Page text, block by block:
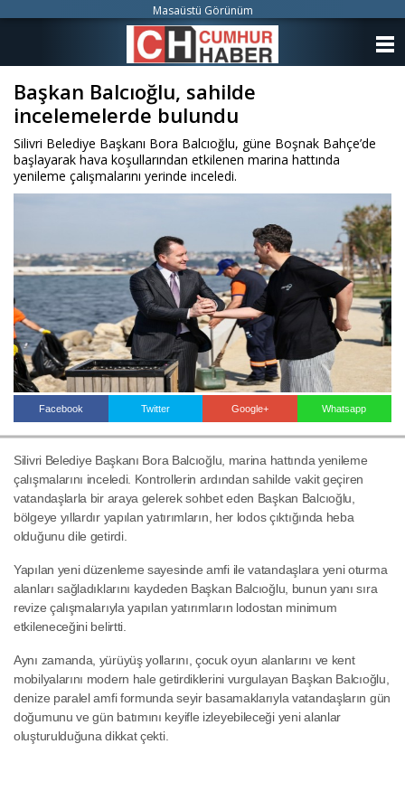
Başkan Balcıoğlu, sahilde
incelemelerde bulundu
Silivri Belediye Başkanı Bora Balcıoğlu, güne Boşnak Bahçe’de
başlayarak hava koşullarından etkilenen marina hattında
yenileme çalışmalarını yerinde inceledi.
Facebook Twitter Google+ Whatsapp
Silivri Belediye Başkanı Bora Balcıoğlu, marina hattında yenileme
çalışmalarını inceledi. Kontrollerin ardından sahilde vakit geçiren
vatandaşlarla bir araya gelerek sohbet eden Başkan Balcıoğlu,
bölgeye yıllardır yapılan yatırımların, her lodos çıktığında heba
olduğunu dile getirdi.
Yapılan yeni düzenleme sayesinde amfi ile vatandaşlara yeni oturma
alanları sağladıklarını kaydeden Başkan Balcıoğlu, bunun yanı sıra
revize çalışmalarıyla yapılan yatırımların lodostan minimum
etkileneceğini belirtti.
Aynı zamanda, yürüyüş yollarını, çocuk oyun alanlarını ve kent
mobilyalarını modern hale getirdiklerini vurgulayan Başkan Balcıoğlu,
denize paralel amfi formunda seyir basamaklarıyla vatandaşların gün
doğumunu ve gün batımını keyifle izleyebileceği yeni alanlar
oluşturulduğuna dikkat çekti.
Masaüstü Görünüm
FOTO GALERİ
VİDEO GALERİ
KÜNYE
İLETİŞİM
Haberin Doğru Adresi.